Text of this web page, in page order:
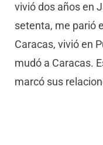
vivió dos años en
setenta, me parió
Caracas, vivió en
mudó a Caracas.
marcó sus